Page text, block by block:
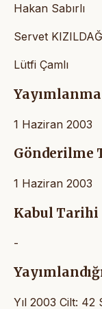
Hakan Sabırlı
Servet
Lütfi Çamlı
1 Haziran 2003
Gönderilme
1 Haziran 2003
Kabul Tarihi
-
Yıl 2003 Cilt: 42